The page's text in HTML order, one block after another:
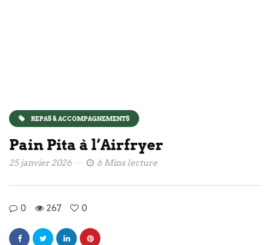
REPAS & ACCOMPAGNEMENTS
Pain Pita à l’Airfryer
25 janvier 2026 6 Mins lecture
0 267 0